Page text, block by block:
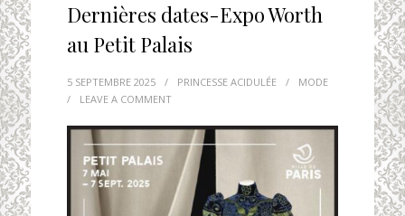
Dernières dates-Expo Worth
au Petit Palais
5 SEPTEMBRE 2025 / PRINCESSE ACIDULÉE /
MODE
/
LEAVE A COMMENT